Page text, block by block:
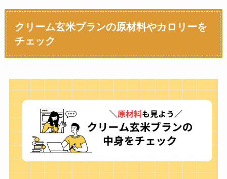
クリーム玄米ブランの原材料やカロリーを
チェック